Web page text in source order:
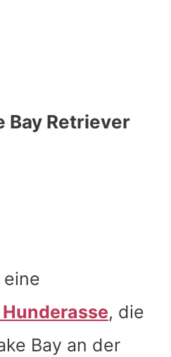
Bay Retriever
eine
, die
Bay an der